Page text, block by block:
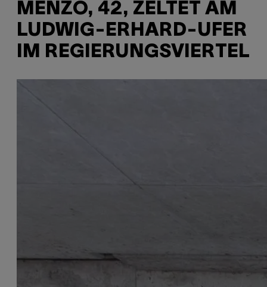
MENZO, 42, ZELTET AM
LUDWIG-ERHARD-UFER
IM REGIERUNGSVIERTEL